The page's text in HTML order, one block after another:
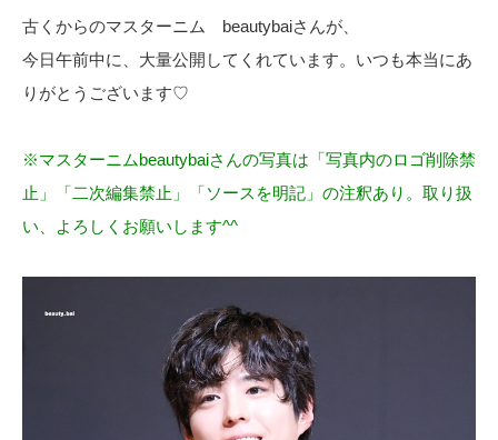
古くからのマスターニム beautybaiさんが、
今日午前中に、大量公開してくれています。いつも本当にあ
りがとうございます♡
※マスターニムbeautybaiさんの写真は「写真内のロゴ削除禁
止」「二次編集禁止」「ソースを明記」の注釈あり。取り扱
い、よろしくお願いします^^